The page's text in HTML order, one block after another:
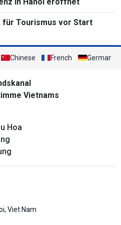
für Tourismus vor Start
Chinese French German
Vietnams
Hoa
Viet Nam